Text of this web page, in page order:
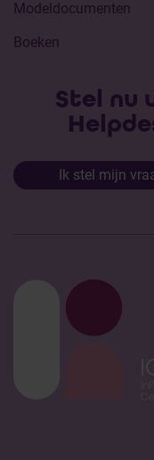
Modeldocumenten
Boeken
Stel nu
Ik stel mijn